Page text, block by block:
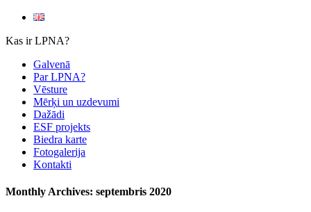
Kas ir LPNA?
Galvenā
Par LPNA?
Vēsture
Mērķi un uzdevumi
Dažādi
ESF projekts
Biedra karte
Fotogalerija
Kontakti
Monthly Archives: septembris 2020